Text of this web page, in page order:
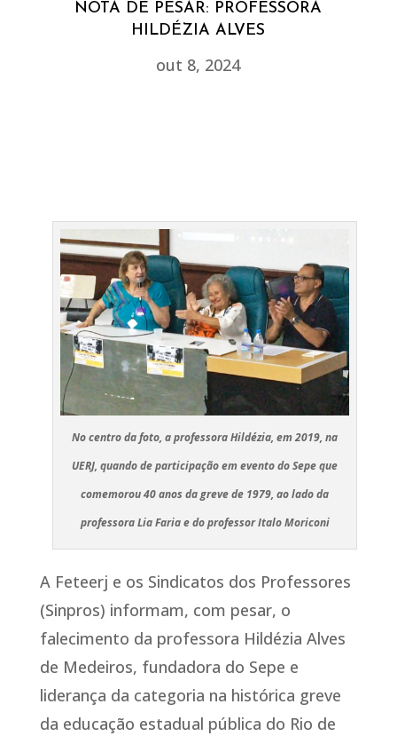
NOTA DE PESAR: PROFESSORA
HILDÉZIA ALVES
out 8, 2024
No centro da foto, a professora Hildézia, em 2019, na
UERJ, quando de participação em evento do Sepe que
comemorou 40 anos da greve de 1979, ao lado da
professora Lia Faria e do professor Italo Moriconi
A Feteerj e os Sindicatos dos Professores
(Sinpros) informam, com pesar, o
falecimento da professora Hildézia Alves
de Medeiros, fundadora do Sepe e
liderança da categoria na histórica greve
da educação estadual pública do Rio de